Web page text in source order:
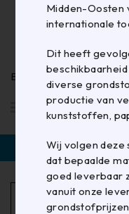
Etiketten
Midden-Oosten
internationale
Dit heeft
diverse
productie van
kunststoffen,
Wij volgen deze
dat bepaalde
goed leverbaar
vanuit onze